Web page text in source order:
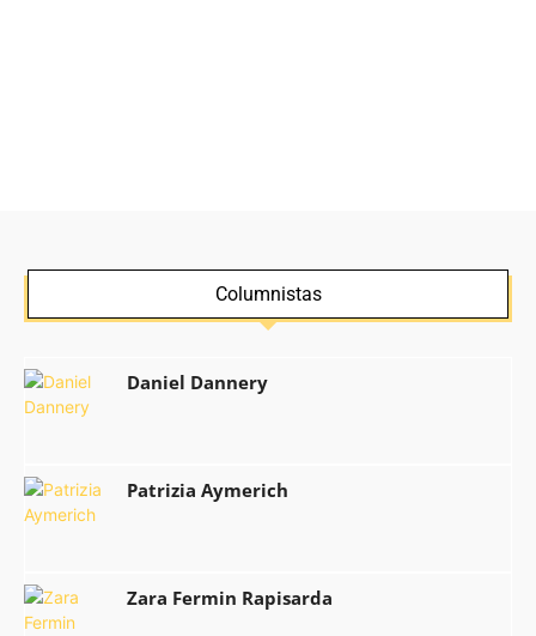
Columnistas
Daniel Dannery
Patrizia Aymerich
Zara Fermin Rapisarda